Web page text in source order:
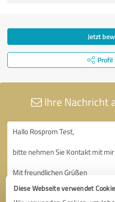
Diese Webseite verwendet
Jetzt
Profil
Ihre Nachricht